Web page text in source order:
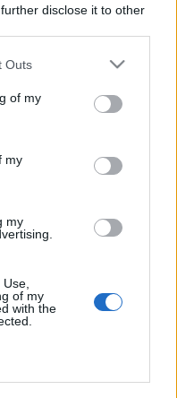
disclose it to other
Outs
of my
my
my
Use,
of my
with the
Feed RSS Facebook
LegnanoNews, ne è
Dei contenuti non originali